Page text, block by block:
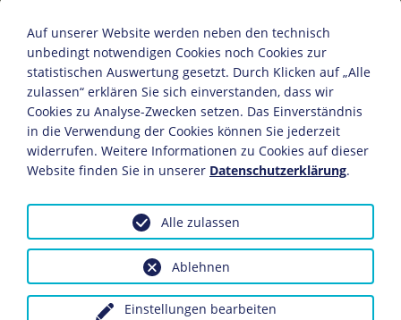
Rosa Luxemburg, um 1910
Fotografie
um 1910
Bildnachweis: Deutsches Historisches Museum,
Berlin
Dieses Objekt ist eingebunden in folgende LeMO-Seite:
Biografie Rosa Luxemburg
Auf unserer Website werden neben den technisch
unbedingt notwendigen Cookies noch Cookies zur
statistischen Auswertung gesetzt. Durch Klicken auf „Alle
zulassen“ erklären Sie sich einverstanden, dass wir
Cookies zu Analyse-Zwecken setzen. Das Einverständnis
in die Verwendung der Cookies können Sie jederzeit
widerrufen. Weitere Informationen zu Cookies auf dieser
Website finden Sie in unserer Datenschutzerklärung.
Einstellungen bearbeiten
Ablehnen
Alle zulassen